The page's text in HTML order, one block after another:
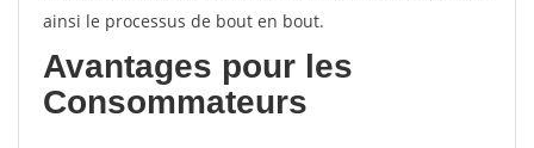
ainsi le processus de bout en bout.
Avantages pour les
Consommateurs